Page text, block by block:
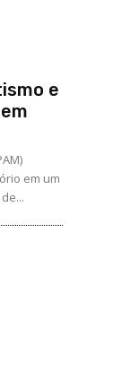
e
em um